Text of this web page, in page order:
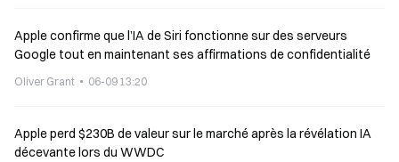
Apple confirme que l’IA de Siri fonctionne sur des serveurs
Google tout en maintenant ses affirmations de confidentialité
Oliver Grant 06-09 13:20
Apple perd $230B de valeur sur le marché après la révélation IA
décevante lors du WWDC